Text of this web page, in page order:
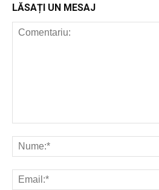
LĂSAȚI UN MESAJ